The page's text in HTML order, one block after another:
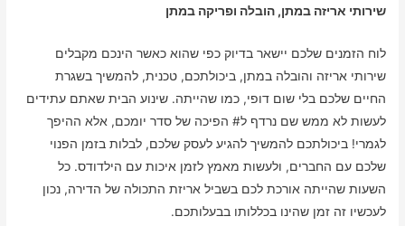
שירותי אריזה במתן, הובלה ופריקה במתן
לוח הזמנים שלכם יישאר בדיוק כפי שהוא כאשר הינכם מקבלים
שירותי אריזה והובלה במתן, ביכולתכם, טכנית, להמשיך בשגרת
החיים שלכם בלי שום דופי, כמו שהייתה. שינוע הבית שאתם עתידים
לעשות לא ממש שם נרדף ל# הפיכה של סדר יומכם, אלא ההיפך
לגמרי! ביכולתכם להמשיך להגיע לעסק שלכם, לבלות בזמן הפנוי
שלכם עם החברים, ולעשות מאמץ לזמן איכות עם הילדודס. כל
השעות שהייתה אורכת לכם בשביל אריזת התכולה של הדירה, נכון
לעכשיו זה זמן שהינו בכללותו בבעלותכם.